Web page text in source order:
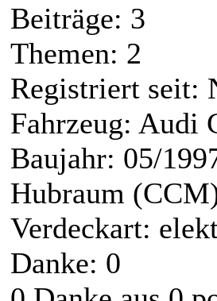
Beiträge: 3
Themen: 2
Registriert seit:
Fahrzeug: Audi
Baujahr: 05/
Hubraum
Verdeckart:
Danke: 0